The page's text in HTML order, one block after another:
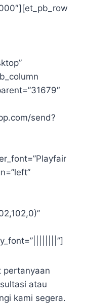
send?
pertanyaan
atau
kami segera.